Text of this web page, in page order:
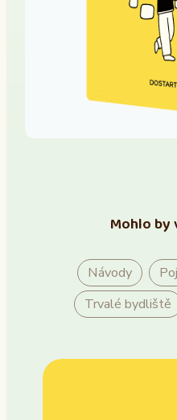
Mohlo
Návody
Trvalé bydliště